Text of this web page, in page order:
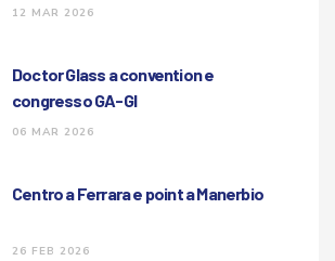
12 MAR 2026
Doctor Glass a convention e
congresso GA-GI
06 MAR 2026
Centro a Ferrara e point a Manerbio
26 FEB 2026